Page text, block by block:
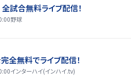
試合無料ライブ配信！
野球
全無料でライブ配信！
インターハイ(インハイ.tv)